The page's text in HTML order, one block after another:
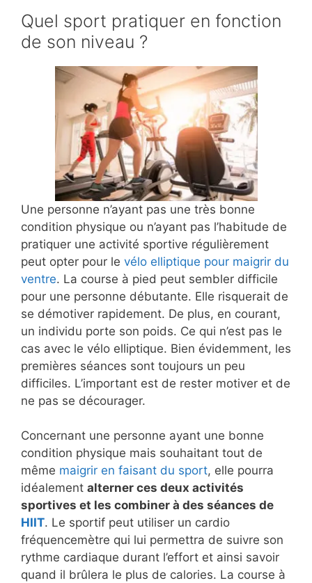
Quel sport pratiquer en fonction
de son niveau ?
Une personne n’ayant pas une très bonne
condition physique ou n’ayant pas l’habitude de
pratiquer une activité sportive régulièrement
peut opter pour le vélo elliptique pour maigrir du
ventre. La course à pied peut sembler difficile
pour une personne débutante. Elle risquerait de
se démotiver rapidement. De plus, en courant,
un individu porte son poids. Ce qui n’est pas le
cas avec le vélo elliptique. Bien évidemment, les
premières séances sont toujours un peu
difficiles. L’important est de rester motiver et de
ne pas se décourager.
Concernant une personne ayant une bonne
condition physique mais souhaitant tout de
même maigrir en faisant du sport, elle pourra
idéalement alterner ces deux activités
sportives et les combiner à des séances de
HIIT. Le sportif peut utiliser un cardio
fréquencemètre qui lui permettra de suivre son
rythme cardiaque durant l’effort et ainsi savoir
quand il brûlera le plus de calories. La course à